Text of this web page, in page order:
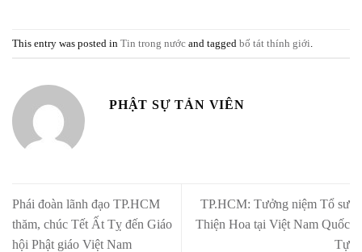
This entry was posted in Tin trong nước and tagged bố tát thính giới
PHẬT SỰ TẢN VIÊN
Phái đoàn lãnh đạo TP.HCM
thăm, chúc Tết Ất Tỵ đến Giáo
hội Phật giáo Việt Nam
TP.HCM: Tưởng niệm Tổ sư
Thiện Hoa tại Việt Nam Quốc
Tự